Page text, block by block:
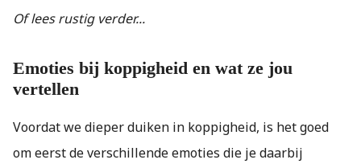
Of lees rustig verder...
Emoties bij koppigheid en wat ze jou
vertellen
Voordat we dieper duiken in koppigheid, is het goed
om eerst de verschillende emoties die je daarbij